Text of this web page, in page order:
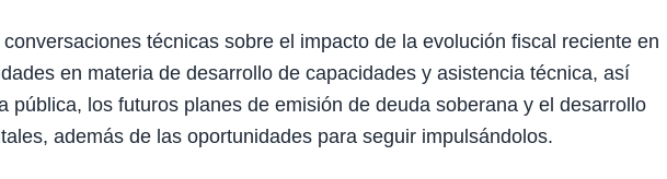
técnicas sobre el impacto de la evolución fiscal reciente en
en materia de desarrollo de capacidades y asistencia técnica, así
pública, los futuros planes de emisión de deuda soberana y el desarrollo
además de las oportunidades para seguir impulsándolos.